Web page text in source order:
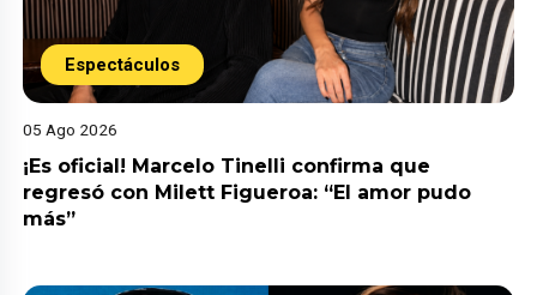
Espectáculos
05 Ago 2026
¡Es oficial! Marcelo Tinelli confirma que
regresó con Milett Figueroa: “El amor pudo
más”